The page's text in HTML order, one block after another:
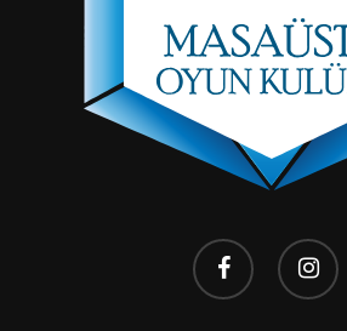
facebook instagram